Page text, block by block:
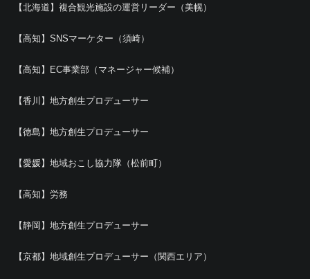
【北海道】複合観光施設の運営リーダー（美幌）
【高知】SNSマーケター（須崎）
【高知】EC事業部（マネージャー候補）
【香川】地方創生プロデューサー
【徳島】地方創生プロデューサー
【愛媛】地域おこし協力隊（松前町）
【高知】労務
【静岡】地方創生プロデューサー
【京都】地域創生プロデューサー（関西エリア）